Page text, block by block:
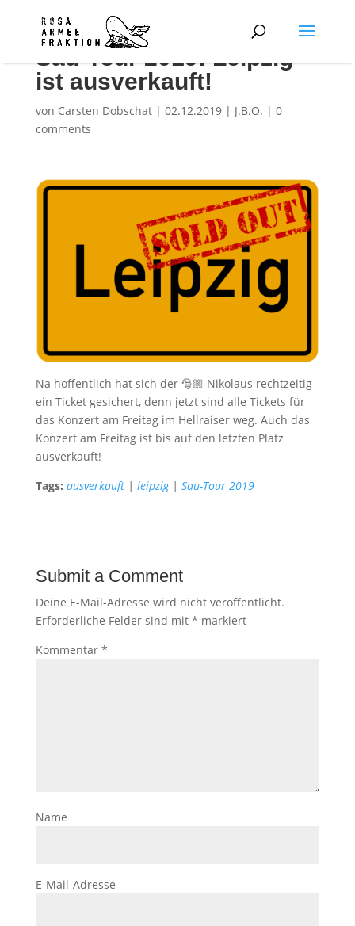
Sau-Tour 2019: Leipzig
ist ausverkauft!
von Carsten Dobschat| 02.12.2019| J.B.O. | 0
comments
Na hoffentlich hat sich der 🎅🏼 Nikolaus rechtzeitig
ein Ticket gesichert, denn jetzt sind alle Tickets für
das Konzert am Freitag im Hellraiser weg. Auch das
Konzert am Freitag ist bis auf den letzten Platz
ausverkauft!
Tags: ausverkauft| leipzig| Sau-Tour 2019
Submit a Comment
Deine E-Mail-Adresse wird nicht veröffentlicht.
Erforderliche Felder sind mit * markiert
Kommentar *
Name
E-Mail-Adresse